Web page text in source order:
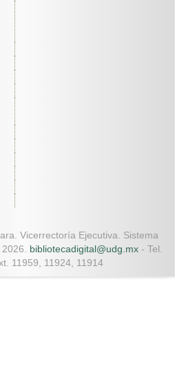
Vicerrectoría Ejecutiva. Sistema
bibliotecadigital@udg.mx - Tel.
11959, 11924, 11914